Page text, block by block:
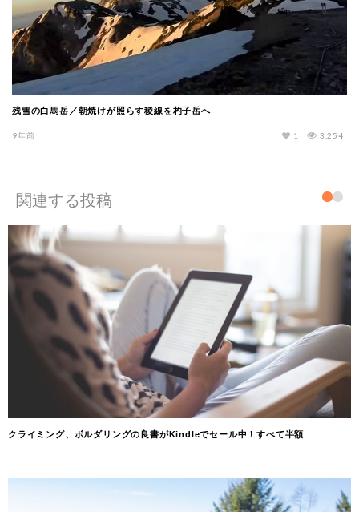
残雪の白馬岳／朝焼けが照らす稜線を杓子岳へ
9年前 3,254
1
関連する投稿
クライミング、ボルダリングの良書がKindleでセール中！すべて半額